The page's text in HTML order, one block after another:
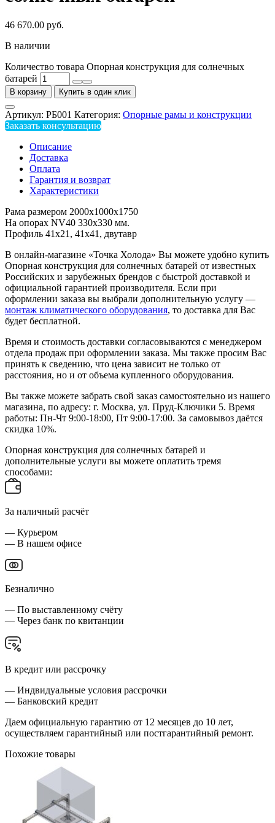
46 670.00 руб.
В наличии
Количество товара Опорная конструкция для солнечных
батарей
В корзину Купить в один клик
Артикул: РБ001 Категория: Опорные рамы и конструкции
Заказать консультацию
Описание
Доставка
Оплата
Гарантия и возврат
Характеристики
Рама размером 2000х1000х1750
На опорах NV40 330х330 мм.
Профиль 41х21, 41х41, двутавр
В онлайн-магазине «Точка Холода» Вы можете удобно купить
Опорная конструкция для солнечных батарей от известных
Российских и зарубежных брендов с быстрой доставкой и
официальной гарантией производителя. Если при
оформлении заказа вы выбрали дополнительную услугу —
монтаж климатического оборудования, то доставка для Вас
будет бесплатной.
Время и стоимость доставки согласовываются с менеджером
отдела продаж при оформлении заказа. Мы также просим Вас
принять к сведению, что цена зависит не только от
расстояния, но и от объема купленного оборудования.
Вы также можете забрать свой заказ самостоятельно из нашего
магазина, по адресу: г. Москва, ул. Пруд-Ключики 5. Время
работы: Пн-Чт 9:00-18:00, Пт 9:00-17:00. За самовывоз даётся
скидка 10%.
Опорная конструкция для солнечных батарей и
дополнительные услуги вы можете оплатить тремя
способами:
За наличный расчёт
— Курьером
— В нашем офисе
Безналично
— По выставленному счёту
— Через банк по квитанции
В кредит или рассрочку
— Индвидуальные условия рассрочки
— Банковский кредит
Даем официальную гарантию от 12 месяцев до 10 лет,
осуществляем гарантийный или постгарантийный ремонт.
Похожие товары